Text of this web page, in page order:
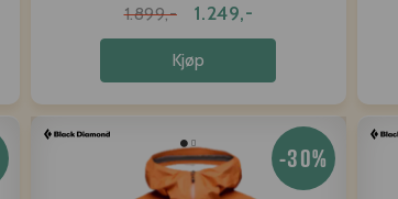
1.899,- 1.249,-
Kjøp
-30%